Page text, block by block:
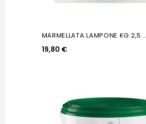
MARMELLATA LAMPONE KG 2,5...
19,80 €